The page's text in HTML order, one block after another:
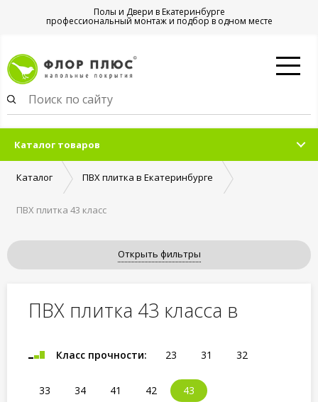
Полы и Двери в Екатеринбурге
профессиональный монтаж и подбор в одном месте
Каталог товаров
Каталог ПВХ плитка в Екатеринбурге
ПВХ плитка 43 класс
Открыть фильтры
ПВХ плитка 43 класса в
Класс прочности: 23 31 32
33 34 41 42 43